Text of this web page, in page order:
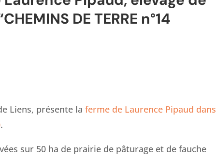
DE TERRE n°14
Liens, présente la ferme de Laurence Pipaud dans
.
sur 50 ha de prairie de pâturage et de fauche